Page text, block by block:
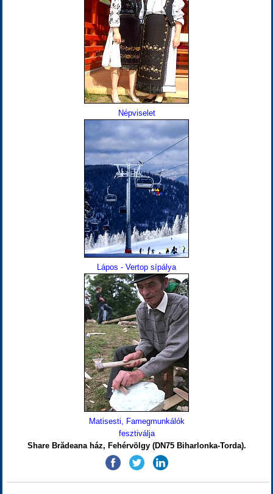
Népviselet
Lápos - Vertop sípálya
Matisesti, Famegmunkálók
fesztiválja
Share Brădeana ház, Fehérvölgy (DN75 Biharlonka-Torda).